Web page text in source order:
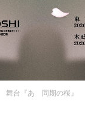
舞台『あゝ同期の桜』